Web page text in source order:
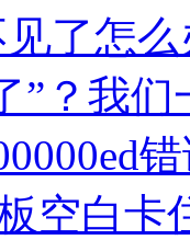
了怎么
”？我
空白卡